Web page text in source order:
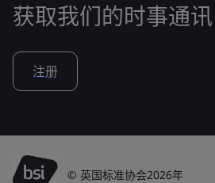
获取我们的时事通讯
注册
© 英国标准协会2026年